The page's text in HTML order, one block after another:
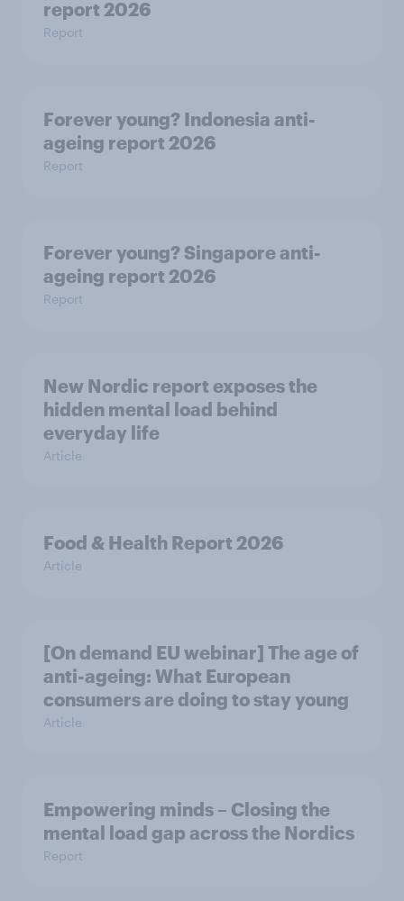
report 2026
Report
Forever young? Indonesia anti-
ageing report 2026
Report
Forever young? Singapore anti-
ageing report 2026
Report
New Nordic report exposes the
hidden mental load behind
everyday life
Article
Food & Health Report 2026
Article
[On demand EU webinar] The age of
anti-ageing: What European
consumers are doing to stay young
Article
Empowering minds – Closing the
mental load gap across the Nordics
Report